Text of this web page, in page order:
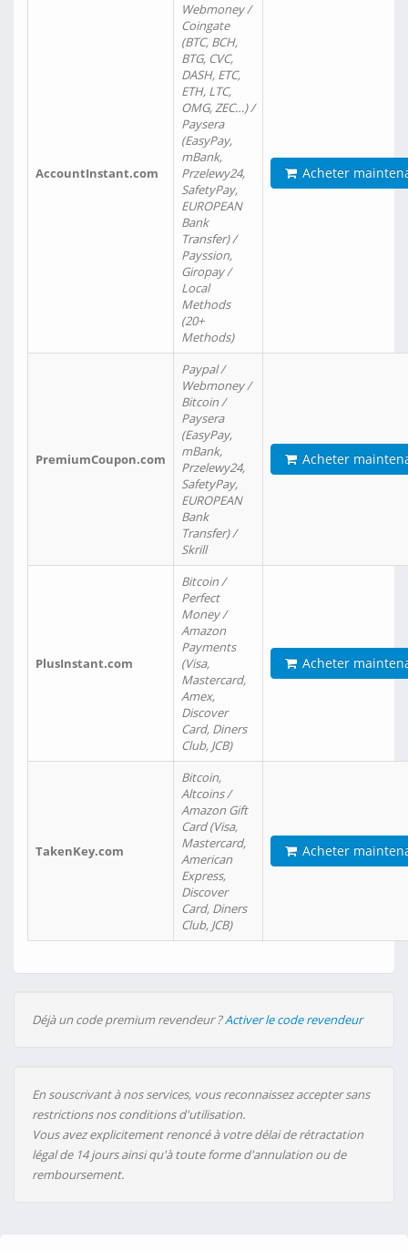
AccountInstant.com
Webmoney /
Coingate
(BTC, BCH,
BTG, CVC,
DASH, ETC,
ETH, LTC,
OMG, ZEC…) /
Paysera
(EasyPay,
mBank,
Przelewy24,
SafetyPay,
EUROPEAN
Bank
Transfer) /
Payssion,
Giropay /
Local
Methods
(20+
Methods)
Acheter
PremiumCoupon.com
Paypal /
Webmoney /
Bitcoin /
Paysera
(EasyPay,
mBank,
Przelewy24,
SafetyPay,
EUROPEAN
Bank
Transfer) /
Skrill
Acheter
PlusInstant.com
Bitcoin /
Perfect
Money /
Amazon
Payments
(Visa,
Mastercard,
Amex,
Discover
Card, Diners
Club, JCB)
Acheter
TakenKey.com
Bitcoin,
Altcoins /
Amazon Gift
Card (Visa,
Mastercard,
American
Express,
Discover
Card, Diners
Club, JCB)
Acheter
Déjà un code premium revendeur ?Activer le code revendeur
En souscrivant à nos services, vous reconnaissez accepter sans
restrictions nos conditions d'utilisation.
Vous avez explicitement renoncé à votre délai de rétractation
légal de 14 jours ainsi qu'à toute forme d'annulation ou de
remboursement.